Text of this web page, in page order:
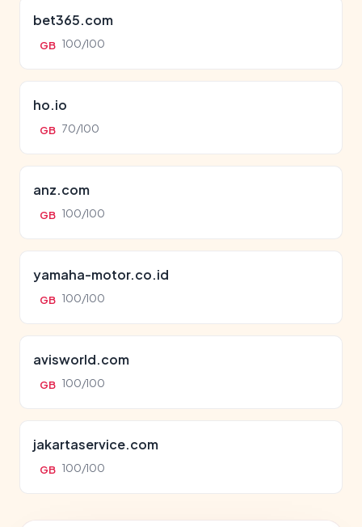
bet365.com
GB 100/100
ho.io
GB 70/100
anz.com
GB 100/100
yamaha-motor.co.id
GB 100/100
avisworld.com
GB 100/100
jakartaservice.com
GB 100/100